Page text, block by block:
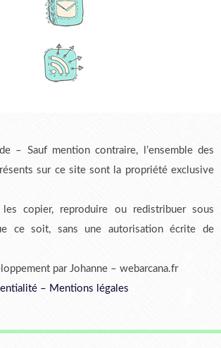
– Sauf mention contraire, l’ensemble des
sur ce site sont la propriété exclusive
copier, reproduire ou redistribuer sous
ce soit, sans une autorisation écrite de
par Johanne – webarcana.fr
– Mentions légales